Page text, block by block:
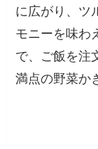
に広がり、ツ
モニーを味わ
で、ご飯を注
満点の野菜か